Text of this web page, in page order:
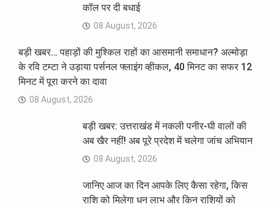
कॉल पर दी बधाई
08 August, 2026
बड़ी खबर… पहाड़ों की मुश्किल राहों का आसमानी समाधान? अल्मोड़ा
के रवि टम्टा ने उड़ाया पर्सनल फ्लाइंग व्हीकल, 40 मिनट का सफर 12
मिनट में पूरा करने का दावा
08 August, 2026
बड़ी खबर: उत्तराखंड में नकली पनीर-घी वालों की
अब खैर नहीं! अब पूरे प्रदेश में चलेगा जांच अभियान
08 August, 2026
जानिए आज का दिन आपके लिए कैसा रहेगा, किस
राशि को मिलेगा धन लाभ और किन राशियों को